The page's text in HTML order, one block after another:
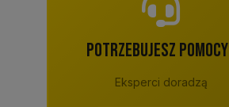
POTRZEBUJESZ
Eksperci doradzą